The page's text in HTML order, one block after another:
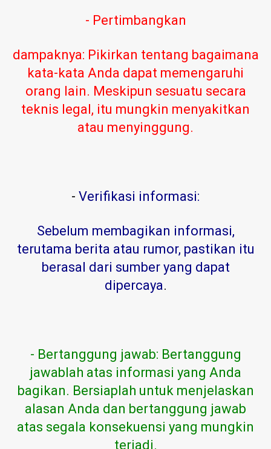
- Pertimbangkan
dampaknya: Pikirkan tentang bagaimana
kata-kata Anda dapat memengaruhi
orang lain. Meskipun sesuatu secara
teknis legal, itu mungkin menyakitkan
atau menyinggung.
- Verifikasi informasi:
Sebelum membagikan informasi,
terutama berita atau rumor, pastikan itu
berasal dari sumber yang dapat
dipercaya.
- Bertanggung jawab: Bertanggung
jawablah atas informasi yang Anda
bagikan. Bersiaplah untuk menjelaskan
alasan Anda dan bertanggung jawab
atas segala konsekuensi yang mungkin
terjadi.